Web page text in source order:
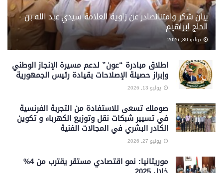
بيان شكر وامتنان​صادر عن زاوية العلامة سيدي عبد الله بن
الحاج إبراهيم
يوليو 30, 2026
اطلاق مبادرة “عون” لدعم مسيرة الإنجاز الوطني
وإبراز حصيلة الإصلاحات بقيادة رئيس الجمهورية
يوليو 13, 2026
صوملك تسعى للاستفادة من التجربة الفرنسية
في تسيير شبكات نقل وتوزيع الكهرباء و تكوين
الكادر البشري في المجالات الفنية
يونيو 27, 2026
موريتانيا: نمو اقتصادي مستقر يقترب من 4%